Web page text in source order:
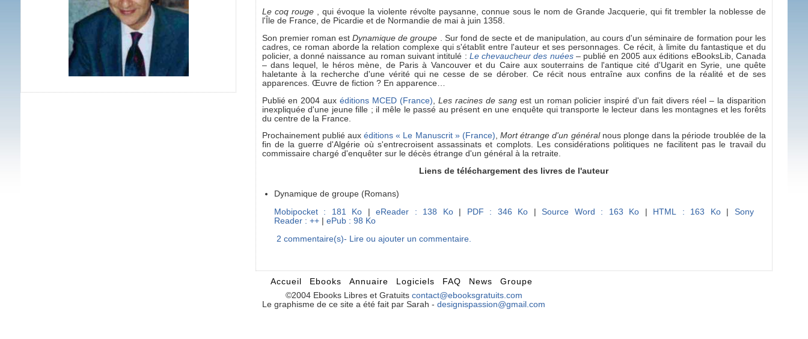
Le coq rouge , qui évoque la violente révolte paysanne, connue sous le nom de Grande Jacquerie, qui fit trembler la noblesse de
l'Île de France, de Picardie et de Normandie de mai à juin 1358.
Son premier roman estDynamique de groupe
. Sur fond de secte et de manipulation, au cours d'un séminaire de formation pour les
cadres, ce roman aborde la relation complexe qui s'établit entre l'auteur et ses personnages. Ce récit, à limite du fantastique et du
policier, a donné naissance au roman suivant intitulé : Le chevaucheur des nuées – publié en 2005 aux éditions eBooksLib, Canada
– dans lequel, le héros mène, de Paris à Vancouver et du Caire aux souterrains de l'antique cité d'Ugarit en Syrie, une quête
haletante à la recherche d'une vérité qui ne cesse de se dérober. Ce récit nous entraîne aux confins de la réalité et de ses
apparences. Œuvre de fiction ? En apparence…
Publié en 2004 auxéditions MCED (France) ,Les racines de sang est un roman policier inspiré d'un fait divers réel – la disparition
inexpliquée d'une jeune fille ; il mêle le passé au présent en une enquête qui transporte le lecteur dans les montagnes et les forêts
du centre de la France.
Prochainement publié auxéditions « Le Manuscrit » (France),Mort étrange d'un général nous plonge dans la période troublée de la
fin de la guerre d'Algérie où s'entrecroisent assassinats et complots. Les considérations politiques ne facilitent pas le travail du
commissaire chargé d'enquêter sur le décès étrange d'un général à la retraite.
Liens de téléchargement des livres de l'auteur
Dynamique de groupe(Romans)
Mobipocket : 181 Ko |eReader : 138 Ko| PDF : 346 Ko |Source Word : 163 Ko HTML : 163 Ko| Sony
Reader : ++| ePub : 98 Ko
2 commentaire(s)- Lire ou ajouter un commentaire.
Accueil Ebooks Annuaire Logiciels FAQ News
Groupe
©2004 Ebooks Libres et Gratuits contact@ebooksgratuits.com
Le graphisme de ce site a été fait par Sarah -designispassion@gmail.com